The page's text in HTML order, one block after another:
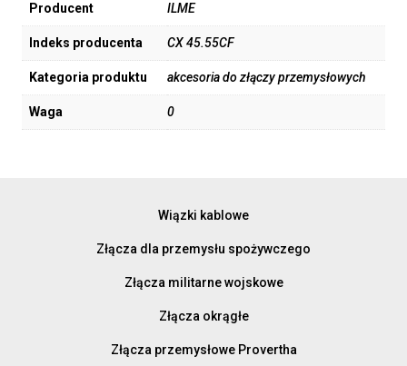
Producent ILME
Indeks producenta CX 45.55CF
Kategoria produktu akcesoria do złączy przemysłowych
Waga 0
Wiązki kablowe
Złącza dla przemysłu spożywczego
Złącza militarne wojskowe
Złącza okrągłe
Złącza przemysłowe Provertha